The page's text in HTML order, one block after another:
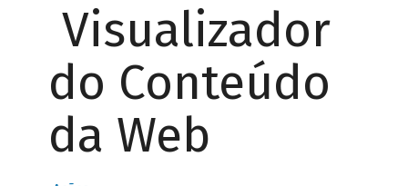
Visualizador
do Conteúdo
da Web